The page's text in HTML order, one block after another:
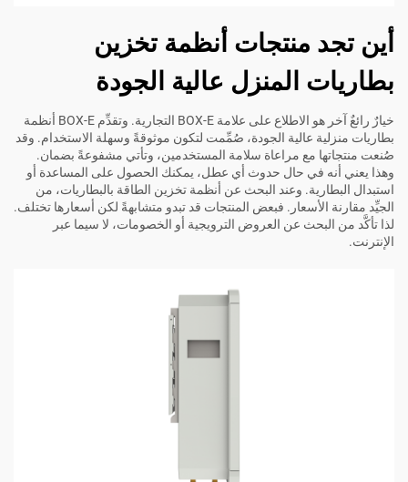
أين تجد منتجات أنظمة تخزين
بطاريات المنزل عالية الجودة
خيارٌ رائعٌ آخر هو الاطلاع على علامة BOX-E التجارية. وتقدِّم BOX-E أنظمة
بطاريات منزلية عالية الجودة، صُمِّمت لتكون موثوقةً وسهلة الاستخدام. وقد
صُنعت منتجاتها مع مراعاة سلامة المستخدمين، وتأتي مشفوعةً بضمان.
وهذا يعني أنه في حال حدوث أي عطل، يمكنك الحصول على المساعدة أو
استبدال البطارية. وعند البحث عن أنظمة تخزين الطاقة بالبطاريات، من
الجيِّد مقارنة الأسعار. فبعض المنتجات قد تبدو متشابهةً لكن أسعارها تختلف.
لذا تأكَّد من البحث عن العروض الترويجية أو الخصومات، لا سيما عبر
الإنترنت.